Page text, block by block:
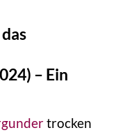
– Ein
trocken